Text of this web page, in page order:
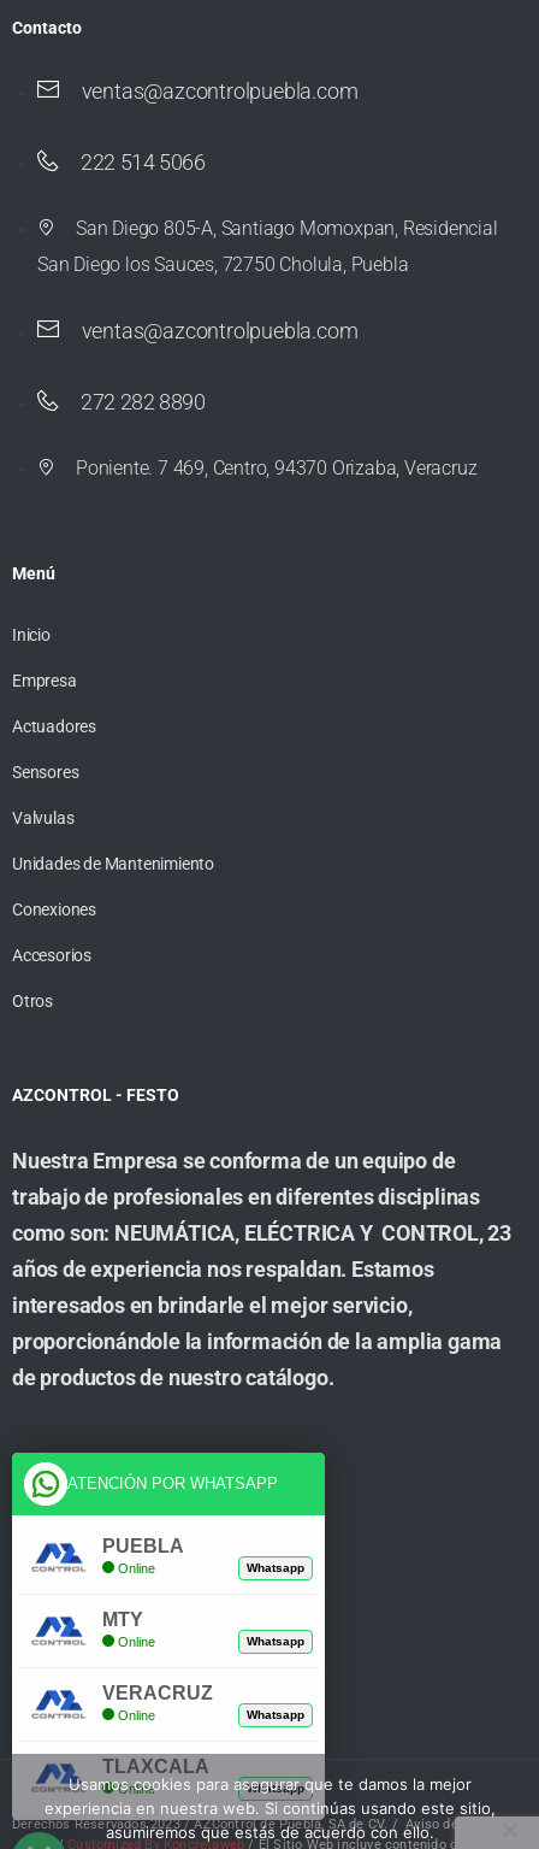
Contacto
ventas@azcontrolpuebla.com
222 514 5066
San Diego 805-A, Santiago Momoxpan, Residencial
San Diego los Sauces, 72750 Cholula, Puebla
ventas@azcontrolpuebla.com
272 282 8890
Poniente. 7 469, Centro, 94370 Orizaba, Veracruz
Menú
Inicio
Empresa
Actuadores
Sensores
Valvulas
Unidades de Mantenimiento
Conexiones
Accesorios
Otros
AZCONTROL - FESTO
Nuestra Empresa se conforma de un equipo de
trabajo de profesionales en diferentes disciplinas
como son: NEUMÁTICA, ELÉCTRICA Y CONTROL, 23
años de experiencia nos respaldan. Estamos
interesados en brindarle el mejor servicio,
proporcionándole la información de la amplia gama
de productos de nuestro catálogo.
Cuenta
Tienda
Mi Cuenta
Derechos Reservados 2023 / AZControl de Puebla, SA de CV. /Aviso de Privacidad
/Customized By Koncretaweb / El Sitio Web incluye contenido de IA
Usamos cookies para asegurar que te damos la mejor
experiencia en nuestra web. Si continúas usando este sitio,
asumiremos que estás de acuerdo con ello.
ATENCIÓN POR WHATSAPP
PUEBLA
Online Whatsapp
MTY
Online Whatsapp
VERACRUZ
Online Whatsapp
TLAXCALA
Online Whatsapp